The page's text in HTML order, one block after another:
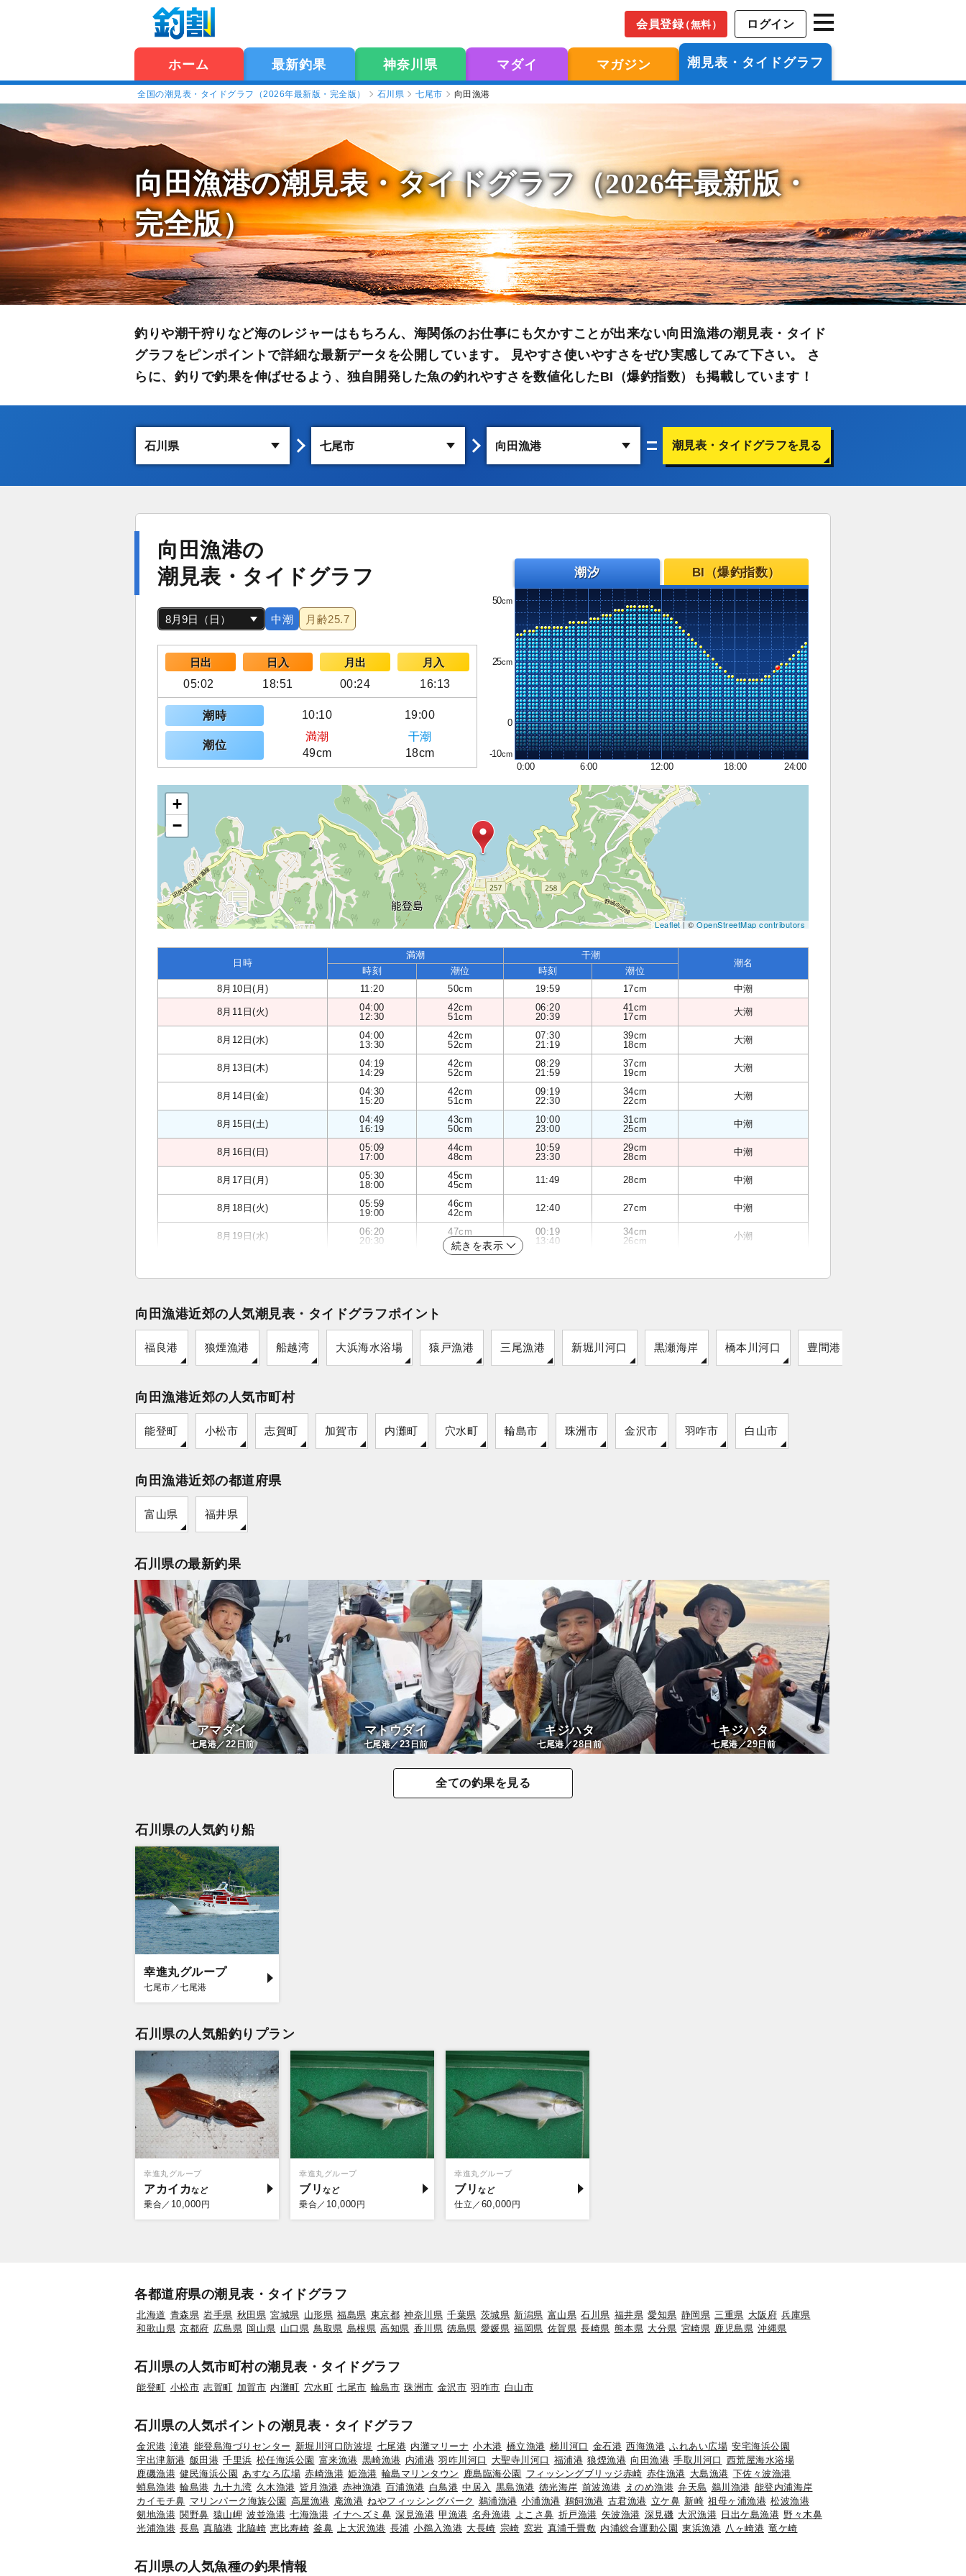
会員登録（無料） ログイン
ホーム 最新釣果 神奈川県 マダイ マガジン 潮見表・タイドグラフ
全国の潮見表・タイドグラフ（2026年最新版・完全版） 石川県 七尾市 向田漁港
向田漁港の潮見表・タイドグラフ（2026年最新版・
完全版）
釣りや潮干狩りなど海のレジャーはもちろん、海関係のお仕事にも欠かすことが出来ない向田漁港の潮見表・タイド
グラフをピンポイントで詳細な最新データを公開しています。 見やすさ使いやすさをぜひ実感してみて下さい。 さ
らに、釣りで釣果を伸ばせるよう、独自開発した魚の釣れやすさを数値化したBI（爆釣指数）も掲載しています！
潮見表・タイドグラフを見る
向田漁港の
潮見表・タイドグラフ
中潮 月齢25.7
日出 日入 月出
月入
05:02
18:51 00:24 16:13
潮時 10:10 19:00
潮位
満潮
干潮
49cm
18cm
潮汐 BI（爆釣指数）
50
25
0
-10
0:00
6:00 12:00 18:00 24:00
+
−
Leaflet| ©OpenStreetMap contributors
日時
満潮 干潮
潮名
時刻 潮位 時刻
潮位
8月10日(月)
11:20 50cm 19:59 17cm 中潮
8月11日(火)
04:00
12:30
42cm
51cm
06:20
20:39
41cm
17cm
大潮
8月12日(水)
04:00
13:30
42cm
52cm
07:30
21:19
39cm
18cm
大潮
8月13日(木)
04:19
14:29
42cm
52cm
08:29
21:59
37cm
19cm
大潮
8月14日(金)
04:30
15:20
42cm
51cm
09:19
22:30
34cm
22cm
大潮
8月15日(土)
04:49
16:19
43cm
50cm
10:00
23:00
31cm
25cm
中潮
8月16日(日)
05:09
17:00
44cm
48cm
10:59
23:30
29cm
28cm
中潮
8月17日(月)
05:30
18:00
45cm
45cm
11:49 28cm 中潮
8月18日(火)
05:59
19:00
46cm
42cm
12:40 27cm 中潮
8月19日(水)
06:20
20:30
47cm
40cm
00:19
13:40
34cm
26cm
小潮
続きを表示
向田漁港近郊の人気潮見表・タイドグラフポイント
福良港 狼煙漁港 船越湾 大浜海水浴場 猿戸漁港 三尾漁港 新堀川河口 黒瀬海岸 橋本川河口 豊間港
向田漁港近郊の人気市町村
能登町 小松市 志賀町 加賀市 内灘町 穴水町 輪島市 珠洲市 金沢市 羽咋市 白山市
向田漁港近郊の都道府県
富山県 福井県
石川県の最新釣果
アマダイ
七尾港／22日前
マトウダイ
七尾港／23日前
キジハタ
七尾港／28日前
キジハタ
七尾港／29日前
全ての釣果を見る
石川県の人気釣り船
幸進丸グループ
七尾市／七尾港
石川県の人気船釣りプラン
幸進丸グループ
アカイカ
乗合／ 10,000円
幸進丸グループ
ブリ
乗合／ 10,000円
幸進丸グループ
ブリ
仕立／ 60,000円
各都道府県の潮見表・タイドグラフ
北海道 青森県 岩手県 秋田県 宮城県 山形県 福島県 東京都 神奈川県 千葉県 茨城県 新潟県 富山県 石川県 福井県 愛知県 静岡県 三重県 大阪府 兵庫県
和歌山県 京都府 広島県 岡山県 山口県 鳥取県 島根県 高知県 香川県 徳島県 愛媛県 福岡県 佐賀県 長崎県 熊本県 大分県 宮崎県 鹿児島県 沖縄県
石川県の人気市町村の潮見表・タイドグラフ
能登町 小松市 志賀町 加賀市 内灘町 穴水町 七尾市 輪島市 珠洲市 金沢市 羽咋市 白山市
石川県の人気ポイントの潮見表・タイドグラフ
金沢港 滝港 能登島海づりセンター 新堀川河口防波堤 七尾港 内灘マリーナ 小木港 橋立漁港 梯川河口 金石港 西海漁港 ふれあい広場 安宅海浜公園
宇出津新港 飯田港 千里浜 松任海浜公園 富来漁港 黒崎漁港 内浦港 羽咋川河口 大聖寺川河口 福浦港 狼煙漁港 向田漁港 手取川河口 西荒屋海水浴場
鹿磯漁港 健民海浜公園 あすなろ広場 赤崎漁港 姫漁港 輪島マリンタウン 鹿島臨海公園 フィッシングブリッジ赤崎 赤住漁港 大島漁港 下佐々波漁港
蛸島漁港 輪島港 九十九湾 久木漁港 皆月漁港 赤神漁港 百浦漁港 白鳥港 中居入 黒島漁港 徳光海岸 前波漁港 えのめ漁港 弁天島 鵜川漁港 能登内浦海岸
カイモチ鼻 マリンパーク海族公園 高屋漁港 庵漁港 ねやフィッシングパーク 鵜浦漁港 小浦漁港 鵜飼漁港 古君漁港 立ケ鼻 新崎 祖母ヶ浦漁港 松波漁港
剱地漁港 関野鼻 猿山岬 波並漁港 七海漁港 イナヘズミ鼻 深見漁港 甲漁港 名舟漁港 よこさ鼻 折戸漁港 矢波漁港 深見磯 大沢漁港 日出ケ島漁港 野々木鼻
光浦漁港 長島 真脇港 北脇崎 恵比寿崎 釜鼻 上大沢漁港 長浦 小鵜入漁港 大長崎 宗崎 窓岩 真浦千畳敷 内浦総合運動公園 東浜漁港 八ヶ崎港 竜ケ崎
石川県の人気魚種の釣果情報